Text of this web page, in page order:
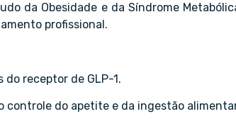
da Obesidade e da Síndrome
profissional.
receptor de GLP-1.
controle do apetite e da ingestão